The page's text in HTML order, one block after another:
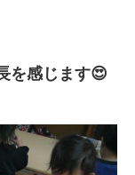
を感じます😍